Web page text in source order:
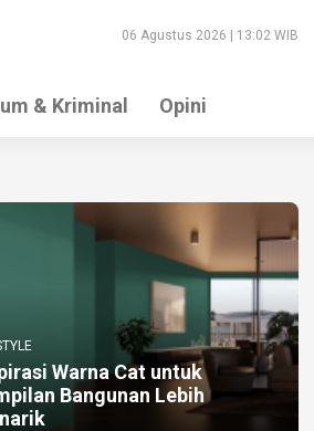
06 Agustus 2026 | 13:02 WIB
& Kriminal Opini
Warna Cat untuk
Bangunan Lebih